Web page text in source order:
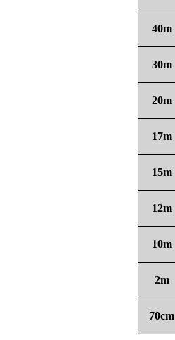
40m
30m
20m
17m
15m
12m
10m
2m
70cm